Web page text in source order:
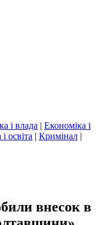
і влада | Економіка і
освіта | Кримінал |
внесок в